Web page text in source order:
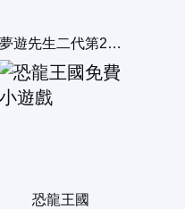
夢遊先生二代第2章：恐龍時代
恐龍王國